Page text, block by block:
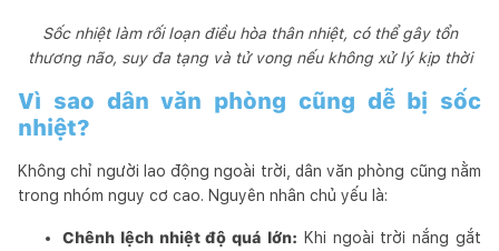
Sốc nhiệt làm rối loạn điều hòa thân nhiệt, có thể gây tổn
thương não, suy đa tạng và tử vong nếu không xử lý kịp thời
Vì sao dân văn phòng cũng dễ bị sốc
nhiệt?
Không chỉ người lao động ngoài trời, dân văn phòng cũng nằm
trong nhóm nguy cơ cao. Nguyên nhân chủ yếu là:
Chênh lệch nhiệt độ quá lớn: Khi ngoài trời nắng gắt